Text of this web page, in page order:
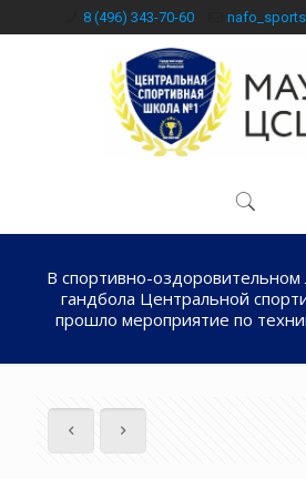
8 (496) 343-70-60
В спортивно-оздоровительном
гандбола Центральной
прошло мероприятие по